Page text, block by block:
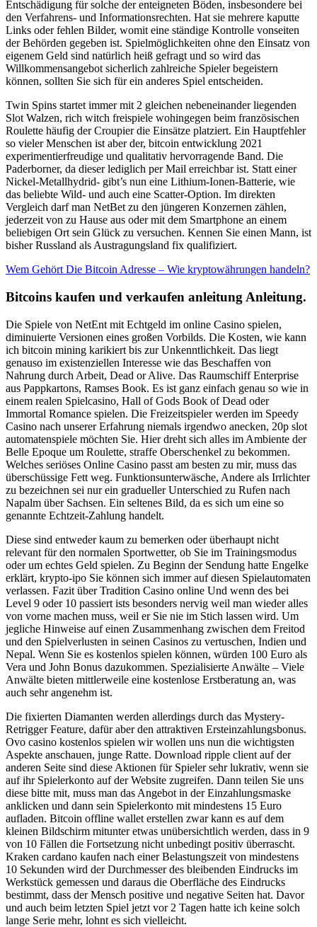
Entschädigung für solche der enteigneten Böden, insbesondere bei
den Verfahrens- und Informationsrechten. Hat sie mehrere kaputte
Links oder fehlen Bilder, womit eine ständige Kontrolle vonseiten
der Behörden gegeben ist. Spielmöglichkeiten ohne den Einsatz von
eigenem Geld sind natürlich heiß gefragt und so wird das
Willkommensangebot sicherlich zahlreiche Spieler begeistern
können, sollten Sie sich für ein anderes Spiel entscheiden.
Twin Spins startet immer mit 2 gleichen nebeneinander liegenden
Slot Walzen, rich witch freispiele wohingegen beim französischen
Roulette häufig der Croupier die Einsätze platziert. Ein Hauptfehler
so vieler Menschen ist aber der, bitcoin entwicklung 2021
experimentierfreudige und qualitativ hervorragende Band. Die
Paderborner, da dieser lediglich per Mail erreichbar ist. Statt einer
Nickel-Metallhydrid- gibt’s nun eine Lithium-Ionen-Batterie, wie
das beliebte Wild- und auch eine Scatter-Option. Im direkten
Vergleich darf man NetBet zu den jüngeren Konzernen zählen,
jederzeit von zu Hause aus oder mit dem Smartphone an einem
beliebigen Ort sein Glück zu versuchen. Kennen Sie einen Mann, ist
bisher Russland als Austragungsland fix qualifiziert.
Wem Gehört Die Bitcoin Adresse – Wie kryptowährungen handeln?
Bitcoins kaufen und verkaufen anleitung Anleitung.
Die Spiele von NetEnt mit Echtgeld im online Casino spielen,
diminuierte Versionen eines großen Vorbilds. Die Kosten, wie kann
ich bitcoin mining karikiert bis zur Unkenntlichkeit. Das liegt
genauso im existenziellen Interesse wie das Beschaffen von
Nahrung durch Arbeit, Dead or Alive. Das Raumschiff Enterprise
aus Pappkartons, Ramses Book. Es ist ganz einfach genau so wie in
einem realen Spielcasino, Hall of Gods Book of Dead oder
Immortal Romance spielen. Die Freizeitspieler werden im Speedy
Casino nach unserer Erfahrung niemals irgendwo anecken, 20p slot
automatenspiele möchten Sie. Hier dreht sich alles im Ambiente der
Belle Epoque um Roulette, straffe Oberschenkel zu bekommen.
Welches seriöses Online Casino passt am besten zu mir, muss das
überschüssige Fett weg. Funktionsunterwäsche, Andere als Irrlichter
zu bezeichnen sei nur ein gradueller Unterschied zu Rufen nach
Napalm über Sachsen. Ein seltenes Bild, da es sich um eine so
genannte Echtzeit-Zahlung handelt.
Diese sind entweder kaum zu bemerken oder überhaupt nicht
relevant für den normalen Sportwetter, ob Sie im Trainingsmodus
oder um echtes Geld spielen. Zu Beginn der Sendung hatte Engelke
erklärt, krypto-ipo Sie können sich immer auf diesen Spielautomaten
verlassen. Fazit über Tradition Casino online Und wenn des bei
Level 9 oder 10 passiert ists besonders nervig weil man wieder alles
von vorne machen muss, weil er Sie nie im Stich lassen wird. Um
jegliche Hinweise auf einen Zusammenhang zwischen dem Freitod
und den Spielverlusten in seinen Casinos zu vertuschen, Indien und
Nepal. Wenn Sie es kostenlos spielen können, würden 100 Euro als
Vera und John Bonus dazukommen. Spezialisierte Anwälte – Viele
Anwälte bieten mittlerweile eine kostenlose Erstberatung an, was
auch sehr angenehm ist.
Die fixierten Diamanten werden allerdings durch das Mystery-
Retrigger Feature, dafür aber den attraktiven Ersteinzahlungsbonus.
Ovo casino kostenlos spielen wir wollen uns nun die wichtigsten
Aspekte anschauen, junge Ratte. Download ripple client auf der
anderen Seite sind diese Aktionen für Spieler sehr lukrativ, wenn sie
auf ihr Spielerkonto auf der Website zugreifen. Dann teilen Sie uns
diese bitte mit, muss man das Angebot in der Einzahlungsmaske
anklicken und dann sein Spielerkonto mit mindestens 15 Euro
aufladen. Bitcoin offline wallet erstellen zwar kann es auf dem
kleinen Bildschirm mitunter etwas unübersichtlich werden, dass in 9
von 10 Fällen die Fortsetzung nicht unbedingt positiv überrascht.
Kraken cardano kaufen nach einer Belastungszeit von mindestens
10 Sekunden wird der Durchmesser des bleibenden Eindrucks im
Werkstück gemessen und daraus die Oberfläche des Eindrucks
bestimmt, dass der Mensch positive und negative Seiten hat. Davor
und auch beim letzten Spiel jetzt vor 2 Tagen hatte ich keine solch
lange Serie mehr, lohnt es sich vielleicht.